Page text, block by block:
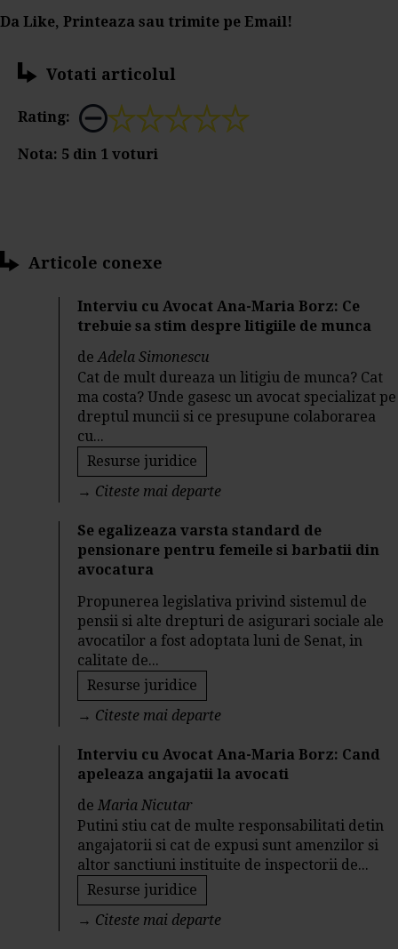
Da Like, Printeaza sau trimite pe Email!
Votati articolul
Rating:
Nota: 5 din 1 voturi
Articole conexe
Interviu cu Avocat Ana-Maria Borz: Ce
trebuie sa stim despre litigiile de munca
deAdela Simonescu
Cat de mult dureaza un litigiu de munca? Cat
ma costa? Unde gasesc un avocat specializat pe
dreptul muncii si ce presupune colaborarea
cu...
Resurse juridice
→ Citeste mai departe
Se egalizeaza varsta standard de
pensionare pentru femeile si barbatii din
avocatura
Propunerea legislativa privind sistemul de
pensii si alte drepturi de asigurari sociale ale
avocatilor a fost adoptata luni de Senat, in
calitate de...
Resurse juridice
→ Citeste mai departe
Interviu cu Avocat Ana-Maria Borz: Cand
apeleaza angajatii la avocati
deMaria Nicutar
Putini stiu cat de multe responsabilitati detin
angajatorii si cat de expusi sunt amenzilor si
altor sanctiuni instituite de inspectorii de...
Resurse juridice
→ Citeste mai departe